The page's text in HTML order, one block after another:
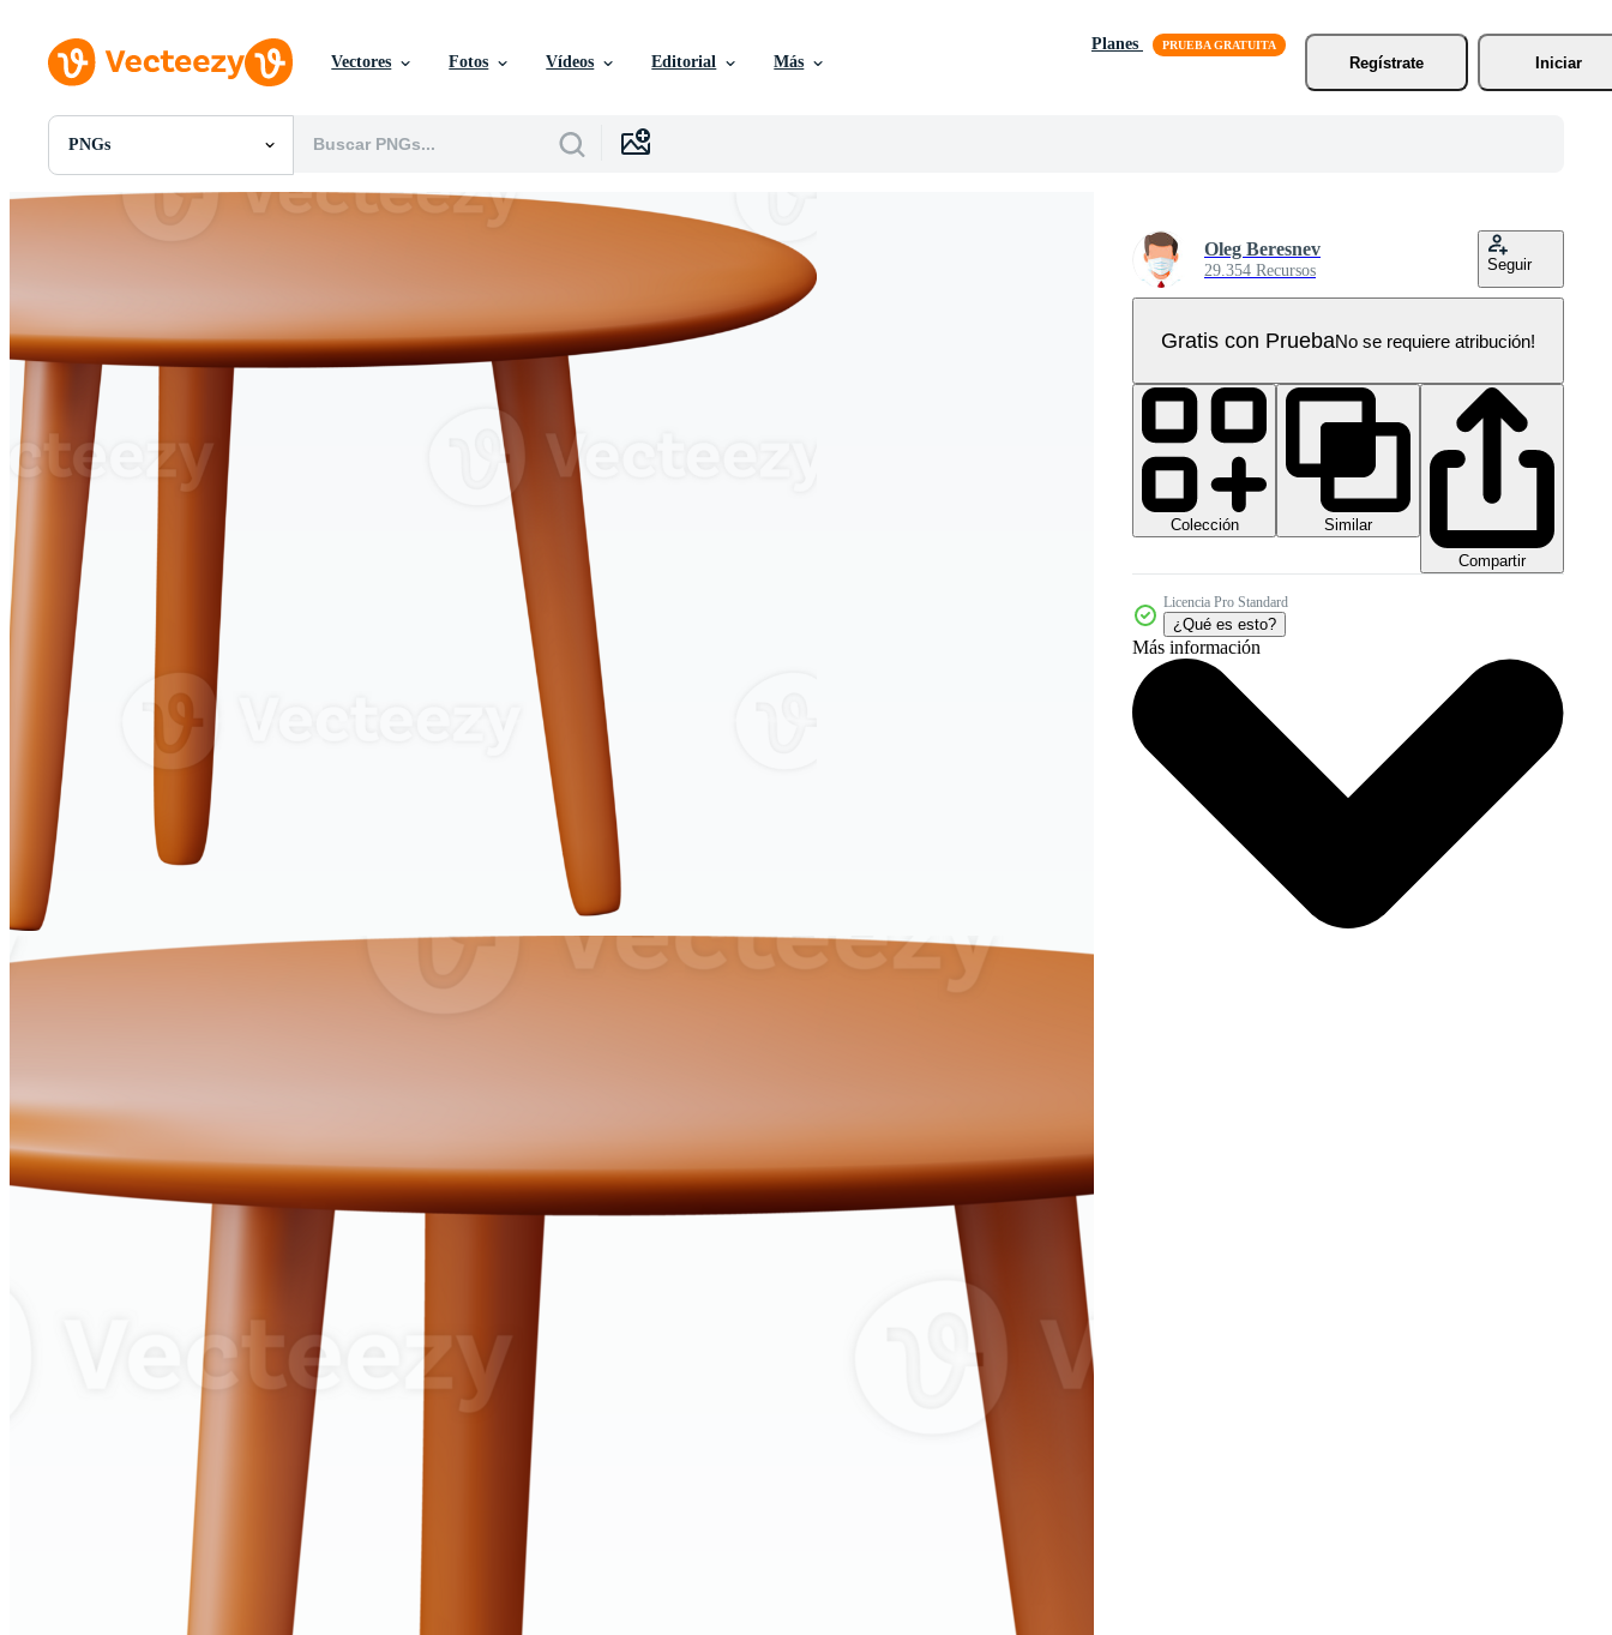
Vectores Fotos Vídeos Editorial Más
Planes
Regístrate
Iniciar
PNGs
Todas Imágenes
Videos
Gráficos en Movimiento
Imágenes Editoriales
Eventos Editoriales
Oleg Beresnev
29.354 Recursos Seguir
Gratis con PruebaNo se requiere atribución!
Colección
Similar
Compartir
Licencia Pro Standard
¿Qué es esto?
Más información